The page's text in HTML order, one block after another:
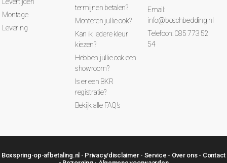
Levertijden
Montage
Levering
termijnen betalen?
Monteren jullie ook?
Kan ik iedere kleur
kiezen?
Hebben jullie ook een
showroom?
Is er een BKR
registratie?
Bekijk alle FAQ's
Email:
info@boschbedding.nl
Telefoon: 085 773 52
54
Boxspring-op-afbetaling.nl - Privacy/disclaimer- Service - Over ons- Contact